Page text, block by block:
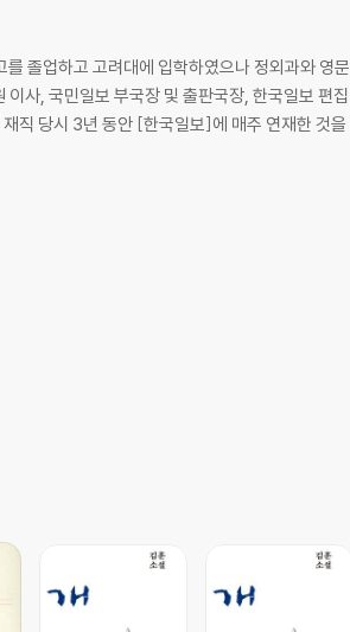
졸업하고 고려대에 입학하였으나 정외과와 영문
사, 국민일보 부국장 및 출판국장, 한국일보 편집